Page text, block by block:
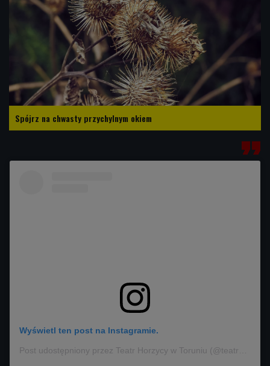
Spójrz na chwasty przychylnym okiem
Wyświetl ten post na Instagramie.